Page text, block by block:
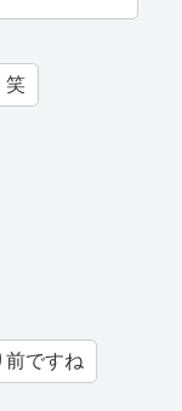
笑
前ですね